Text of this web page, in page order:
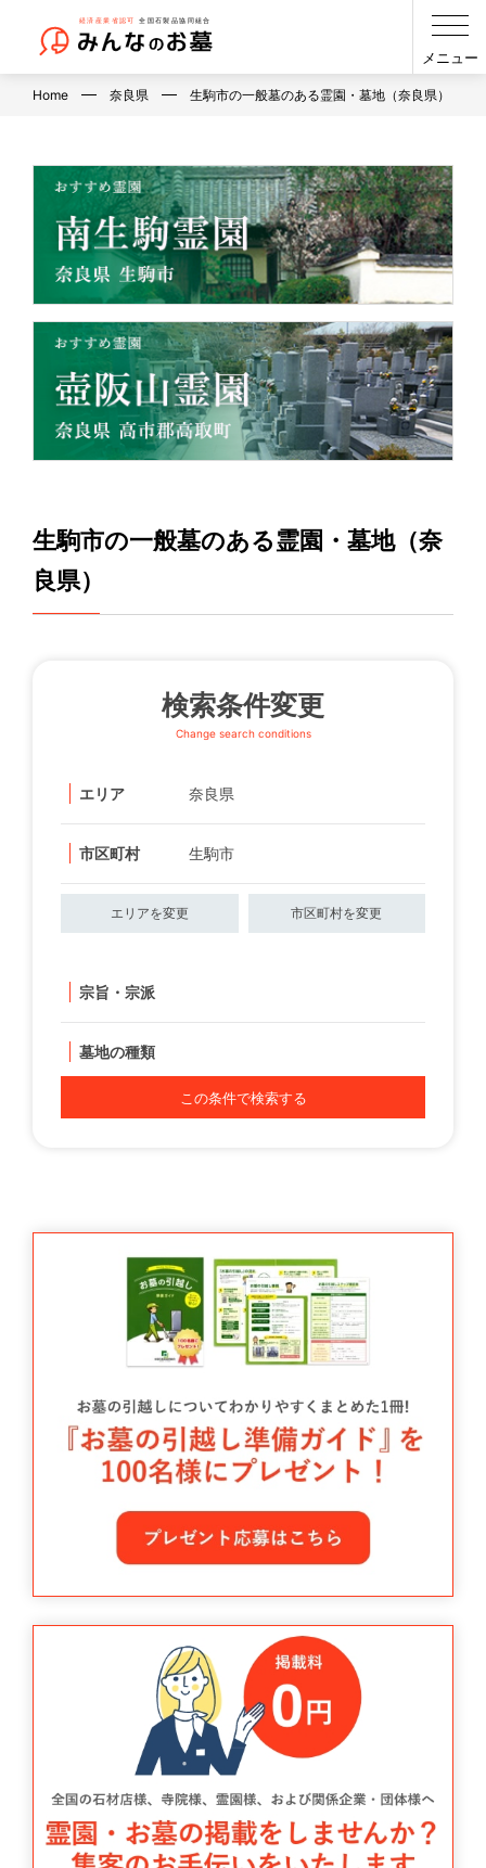
メニュー
Home 奈良県 生駒市の一般墓のある霊園・墓地（奈良県）
生駒市の一般墓のある霊園・墓地（奈
良県）
検索条件変更
Change search conditions
エリア 奈良県
市区町村 生駒市
エリアを変更 市区町村を変更
宗旨・宗派
墓地の種類
この条件で検索する